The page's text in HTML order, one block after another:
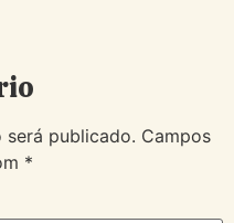
será publicado. Campos
*